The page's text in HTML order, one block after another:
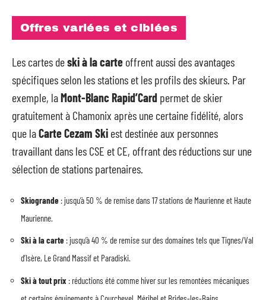
Offres variées et ciblées
Les cartes deski à la carte offrent aussi des avantages
spécifiques selon les stations et les profils des skieurs. Par
exemple, laMont-Blanc Rapid’Card permet de skier
gratuitement à Chamonix après une certaine fidélité, alors
que laCarte Cezam Ski est destinée aux personnes
travaillant dans les CSE et CE, offrant des réductions sur une
sélection de stations partenaires.
Skiogrande : jusqu’à 50 % de remise dans 17 stations de Maurienne et Haute
Maurienne.
Ski à la carte : jusqu’à 40 % de remise sur des domaines tels que Tignes/Val
d’Isère, Le Grand Massif et Paradiski.
Ski à tout prix : réductions été comme hiver sur les remontées mécaniques